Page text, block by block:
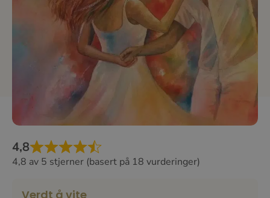
4,8
4,8 av 5 stjerner (basert på 18 vurderinger)
Verdt å vite